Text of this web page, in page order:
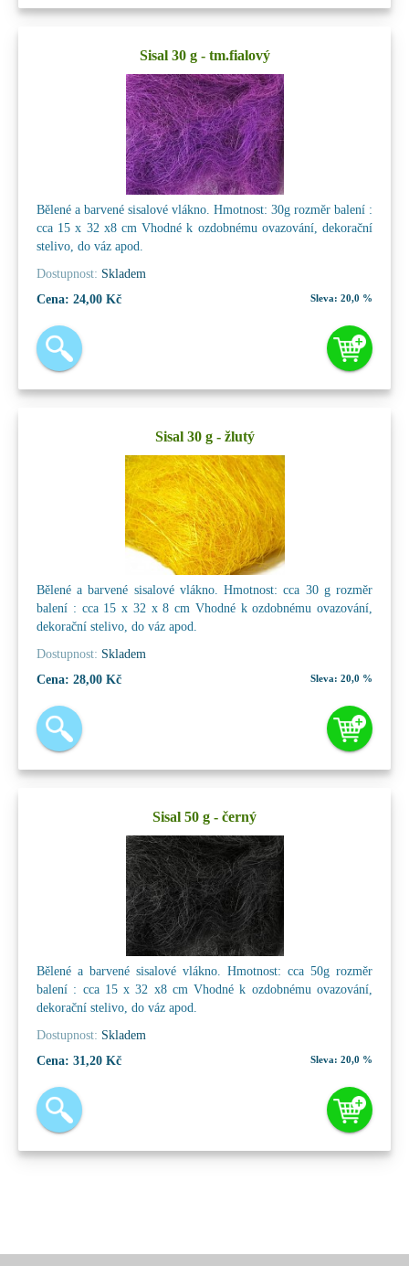
Sisal 30 g - tm.fialový
Bělené a barvené sisalové vlákno. Hmotnost: 30g rozměr balení :
cca 15 x 32 x8 cm Vhodné k ozdobnému ovazování, dekorační
stelivo, do váz apod.
Dostupnost: Skladem
Cena: 24,00 Kč Sleva: 20,0 %
Sisal 30 g - žlutý
Bělené a barvené sisalové vlákno. Hmotnost: cca 30 g rozměr
balení : cca 15 x 32 x 8 cm Vhodné k ozdobnému ovazování,
dekorační stelivo, do váz apod.
Dostupnost: Skladem
Cena: 28,00 Kč Sleva: 20,0 %
Sisal 50 g - černý
Bělené a barvené sisalové vlákno. Hmotnost: cca 50g rozměr
balení : cca 15 x 32 x8 cm Vhodné k ozdobnému ovazování,
dekorační stelivo, do váz apod.
Dostupnost: Skladem
Cena: 31,20 Kč Sleva: 20,0 %